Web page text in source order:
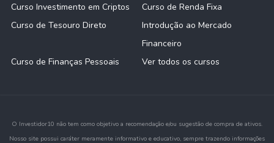
Curso Investimento em Criptos
Curso de Renda Fixa
Curso de Tesouro Direto
Introdução ao Mercado
Financeiro
Curso de Finanças Pessoais
Ver todos os cursos
O Investidor10 não tem como objetivo a recomendação e/ou sugestão de compra de ativos.
Nosso site possui caráter meramente informativo e educativo, sempre trazendo informações